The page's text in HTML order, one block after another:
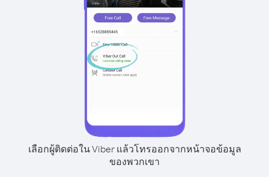
เลือกผู้ติดต่อใน Viber แล้วโทรออกจากหน้าจอข้อมูล
ของพวกเขา